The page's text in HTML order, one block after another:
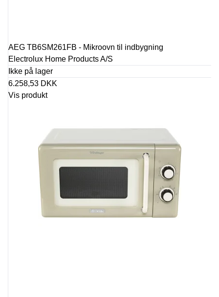
AEG TB6SM261FB - Mikroovn til indbygning
Electrolux Home Products A/S
Ikke på lager
6.258,53 DKK
Vis produkt